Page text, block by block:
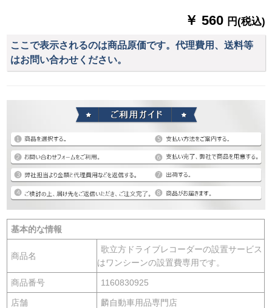
￥ 560 円(税込)
ここで表示されるのは商品原価です。代理費用、送料等
はお問い合わせください。
基本的な情報
商品名
歌立方ドライブレコーダーの設置サービス
はワンシーンの設置費専用です。
商品番号 1160830925
店舗 麟自動車用品専門店